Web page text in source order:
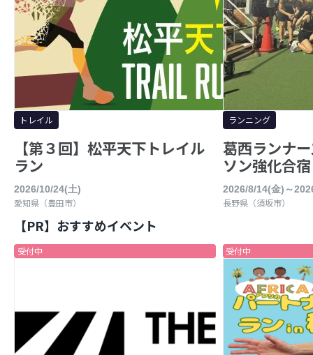
トレイル
【第３回】松平天下トレイル
ラン
2026/10/24(土)
愛知県（豊田市）
ランニング
葛西ランナ
ソン強化合
2026/8/14(金)～
長野県（須坂市）
【PR】おすすめイベント
受付中 受付中